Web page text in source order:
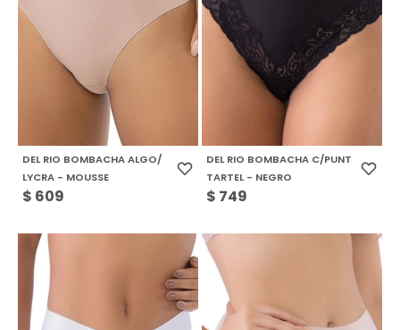
DEL RIO BOMBACHA ALGO/
LYCRA - MOUSSE
$ 609
DEL RIO BOMBACHA C/PUNT
TARTEL - NEGRO
$ 749